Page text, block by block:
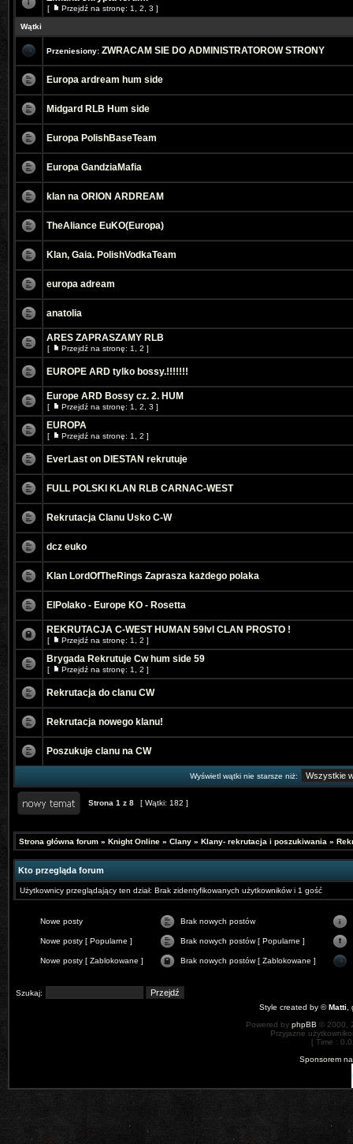
[ Przejdź na stronę: 1 2 3 ]
Wątki
Przeniesiony: ZWRACAM SIE DO ADMINISTRATOROW STRONY
Europa ardream hum side
Midgard RLB Hum side
Europa PolishBaseTeam
Europa GandziaMafia
klan na ORION ARDREAM
TheAliance EuKO(Europa)
Klan, Gaia. PolishVodkaTeam
europa adream
anatolia
ARES ZAPRASZAMY RLB
[ Przejdź na stronę: 1 2 ]
EUROPE ARD tylko bossy.!!!!!!!
Europe ARD Bossy cz. 2. HUM
[ Przejdź na stronę: 1 2 3 ]
EUROPA
[ Przejdź na stronę: 1 2 ]
EverLast on DIESTAN rekrutuje
FULL POLSKI KLAN RLB CARNAC-WEST
Rekrutacja Clanu Usko C-W
dcz euko
Klan LordOfTheRings Zaprasza każdego polaka
ElPolako - Europe KO - Rosetta
REKRUTACJA C-WEST HUMAN 59lvl CLAN PROSTO !
[ Przejdź na stronę: 1 2 ]
Brygada Rekrutuje Cw hum side 59
[ Przejdź na stronę: 1 2 ]
Rekrutacja do clanu CW
Rekrutacja nowego klanu!
Poszukuje clanu na CW
Wyświetl wątki nie starsze niż:
Strona 1 z 8 [ Wątki: 182 ]
Strona główna forum » Knight Online » Clany » Klany- rekrutacja i poszukiwania »
Kto przegląda forum
Użytkownicy przeglądający ten dział: Brak zidentyfikowanych użytkowników i 1 gość
Nowe posty Brak nowych postów
Nowe posty [ Popularne ] Brak nowych postów [ Popularne ]
Nowe posty [ Zablokowane ] Brak nowych postów [ Zablokowane ]
Szukaj:
Style created by ©Matti
Powered by phpBB © 2000,
Przyjazne
[ Time :
Sponsorem